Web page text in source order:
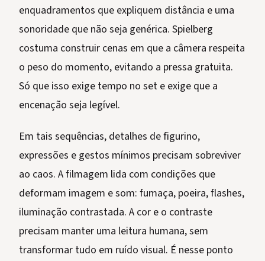
enquadramentos que expliquem distância e uma
sonoridade que não seja genérica. Spielberg
costuma construir cenas em que a câmera respeita
o peso do momento, evitando a pressa gratuita.
Só que isso exige tempo no set e exige que a
encenação seja legível.
Em tais sequências, detalhes de figurino,
expressões e gestos mínimos precisam sobreviver
ao caos. A filmagem lida com condições que
deformam imagem e som: fumaça, poeira, flashes,
iluminação contrastada. A cor e o contraste
precisam manter uma leitura humana, sem
transformar tudo em ruído visual. É nesse ponto